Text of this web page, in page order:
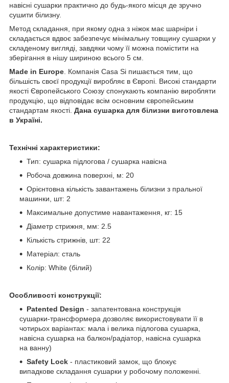
навісні сушарки практично до будь-якого місця де зручно
сушити білизну.
Метод складання, при якому одна з ніжок має шарніри і
складається вдвоє забезпечує мінімальну товщину сушарки у
складеному вигляді, завдяки чому її можна помістити на
зберігання в нішу шириною всього 5 см.
Made in Europe . Компанія Casa Si пишається тим, що
більшість своєї продукції виробляє в Європі. Високі стандарти
якості Європейського Союзу спонукають компанію виробляти
продукцію, що відповідає всім основним європейським
стандартам якості. Дана сушарка для білизни виготовлена
в Україні.
Технічні характеристики:
Тип: сушарка підлогова / сушарка навісна
Робоча довжина поверхні, м: 20
Орієнтовна кількість завантажень білизни з пральної
машинки, шт: 2
Максимальне допустиме навантаження, кг: 15
Діаметр стрижня, мм: 2.5
Кількість стрижнів, шт: 22
Матеріал: сталь
Колір: White (білий)
Особливості конструкції:
Patented Design - запатентована конструкція
сушарки-трансформера дозволяє використовувати її в
чотирьох варіантах: мала і велика підлогова сушарка,
навісна сушарка на балкон/радіатор, навісна сушарка
на ванну)
Safety Lock - пластиковий замок, що блокує
випадкове складання сушарки у робочому положенні.